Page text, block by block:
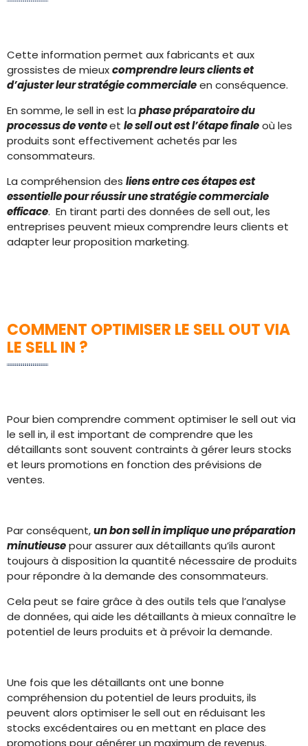
Cette information permet aux fabricants et aux
grossistes de mieuxcomprendre leurs clients et
d’ajuster leur stratégie commercialeen conséquence.
En somme, le sell in est la phase préparatoire du
processus de venteet le sell out est l’étape finaleoù les
produits sont effectivement achetés par les
consommateurs.
La compréhension des liens entre ces étapes est
essentielle pour réussir une stratégie commerciale
efficace. En tirant parti des données de sell out, les
entreprises peuvent mieux comprendre leurs clients et
adapter leur proposition marketing.
COMMENT OPTIMISER LE SELL OUT VIA
LE SELL IN ?
Pour bien comprendre comment optimiser le sell out via
le sell in, il est important de comprendre que les
détaillants sont souvent contraints à gérer leurs stocks
et leurs promotions en fonction des prévisions de
ventes.
Par conséquent,un bon sell in implique une préparation
minutieusepour assurer aux détaillants qu’ils auront
toujours à disposition la quantité nécessaire de produits
pour répondre à la demande des consommateurs.
Cela peut se faire grâce à des outils tels que l’analyse
de données, qui aide les détaillants à mieux connaître le
potentiel de leurs produits et à prévoir la demande.
Une fois que les détaillants ont une bonne
compréhension du potentiel de leurs produits, ils
peuvent alors optimiser le sell out en réduisant les
stocks excédentaires ou en mettant en place des
promotions pour générer un maximum de revenus.